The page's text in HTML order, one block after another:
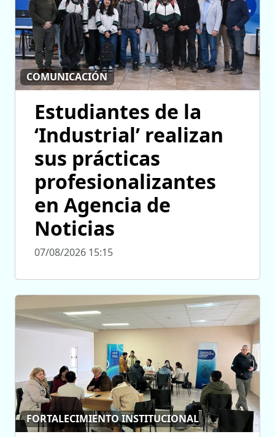
COMUNICACIÓN
Estudiantes de la
‘Industrial’ realizan
sus prácticas
profesionalizantes
en Agencia de
Noticias
07/08/2026 15:15
FORTALECIMIENTO INSTITUCIONAL